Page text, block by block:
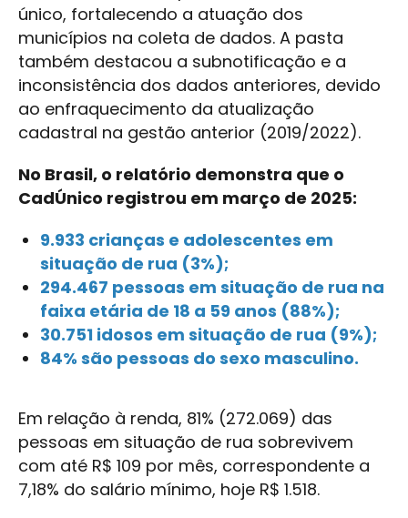
único, fortalecendo a atuação dos
municípios na coleta de dados. A pasta
também destacou a subnotificação e a
inconsistência dos dados anteriores, devido
ao enfraquecimento da atualização
cadastral na gestão anterior (2019/2022).
No Brasil, o relatório demonstra que o
CadÚnico registrou em março de 2025:
9.933 crianças e adolescentes em
situação de rua (3%);
294.467 pessoas em situação de rua na
faixa etária de 18 a 59 anos (88%);
30.751 idosos em situação de rua (9%);
84% são pessoas do sexo masculino.
Em relação à renda, 81% (272.069) das
pessoas em situação de rua sobrevivem
com até R$ 109 por mês, correspondente a
7,18% do salário mínimo, hoje R$ 1.518.